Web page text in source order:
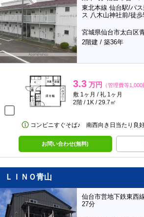
東北本線 仙台駅/バ
ス 八木山神社前/徒
宮城県仙台市太白区
2階建 / 築36年
3.3 万円 （管理費等1,000
敷 1ヶ月 / 礼 1ヶ月
2階 / 1K / 29.7㎡
コンビニすぐそば♪ 南西向き日当たり良好
お問い合わせ(無料)
ＬＩＮＯ青山
仙台市営地下鉄東西
27分